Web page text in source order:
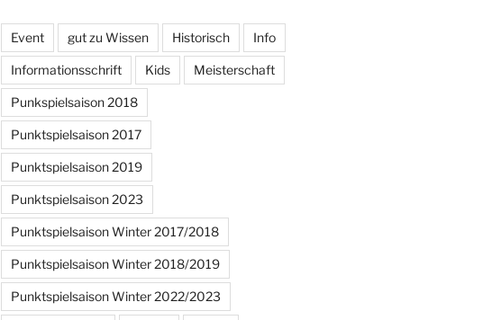
Event gut zu Wissen Historisch Info
Informationsschrift Kids Meisterschaft
Punkspielsaison 2018
Punktspielsaison 2017
Punktspielsaison 2019
Punktspielsaison 2023
Punktspielsaison Winter 2017/2018
Punktspielsaison Winter 2018/2019
Punktspielsaison Winter 2022/2023